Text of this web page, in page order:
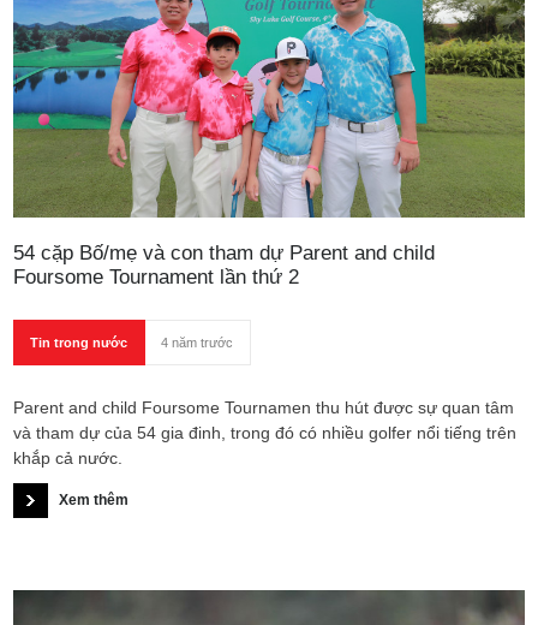
54 cặp Bố/mẹ và con tham dự Parent and child
Foursome Tournament lần thứ 2
Tin trong nước 4 năm trước
Parent and child Foursome Tournamen thu hút được sự quan tâm
và tham dự của 54 gia đinh, trong đó có nhiều golfer nổi tiếng trên
khắp cả nước.
Xem thêm